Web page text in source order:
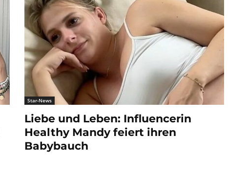
Star-News
Liebe und Leben: Influencerin
Healthy Mandy feiert ihren
Babybauch